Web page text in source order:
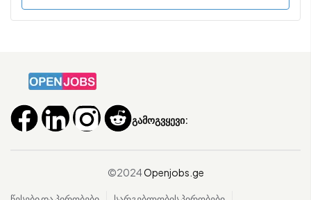
გამოგვყევი:
©2024Openjobs.ge